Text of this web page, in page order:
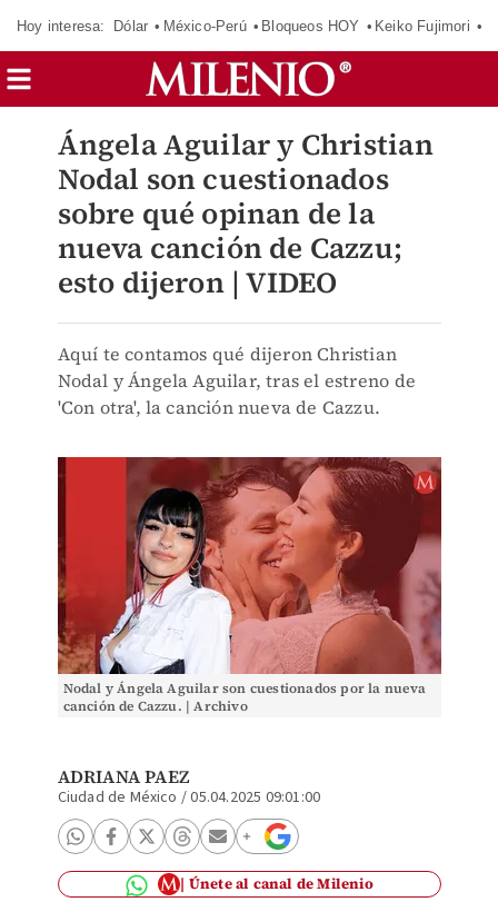
Hoy interesa: Dólar México-Perú Bloqueos HOY Keiko Fujimori
Ángela Aguilar y Christian
Nodal son cuestionados
sobre qué opinan de la
nueva canción de Cazzu;
esto dijeron | VIDEO
Aquí te contamos qué dijeron Christian
Nodal y Ángela Aguilar, tras el estreno de
'Con otra', la canción nueva de Cazzu.
Nodal y Ángela Aguilar son cuestionados por la nueva
canción de Cazzu. | Archivo
ADRIANA PAEZ
Ciudad de México /05.04.2025 09:01:00
Únete al canal de Milenio